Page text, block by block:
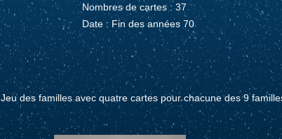
Nombres de cartes : 37
Date : Fin des années 70
Jeu des familles avec quatre cartes pour chacune des 9